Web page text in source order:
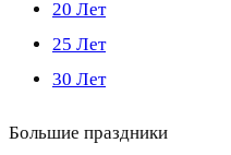
20 Лет
25 Лет
30 Лет
Большие праздники